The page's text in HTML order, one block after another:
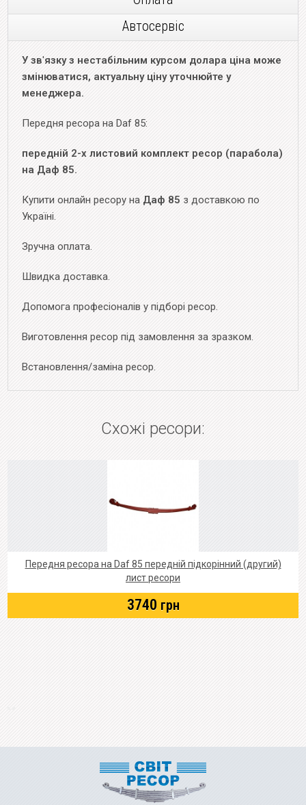
Автосервіс
У зв'язку з нестабільним курсом долара ціна може
змінюватися, актуальну ціну уточнюйте у
менеджера.
Передня ресора на Daf 85:
передній 2-х листовий комплект ресор (парабола)
на Даф 85.
Купити онлайн ресору на Даф 85 з доставкою по
Україні.
Зручна оплата.
Швидка доставка.
Допомога професіоналів у підборі ресор.
Виготовлення ресор під замовлення за зразком.
Встановлення/заміна ресор.
Схожі ресори:
Передня ресора на Daf 85 передній підкорінний (другий)
лист ресори
3740 грн